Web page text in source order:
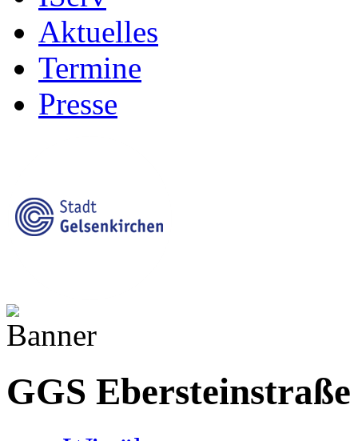
Aktuelles
Termine
Presse
GGS Ebersteinstraße